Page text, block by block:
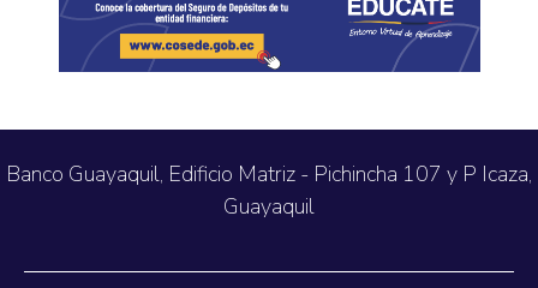
Banco Guayaquil, Edificio Matriz - Pichincha 107 y P Icaza,
Guayaquil